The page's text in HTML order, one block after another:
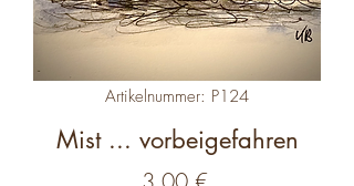
Artikelnummer: P124
Mist ... vorbeigefahren
Preis